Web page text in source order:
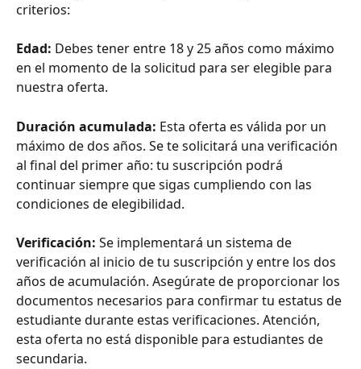
criterios:
Edad: Debes tener entre 18 y 25 años como máximo
en el momento de la solicitud para ser elegible para
nuestra oferta.
Duración acumulada: Esta oferta es válida por un
máximo de dos años. Se te solicitará una verificación
al final del primer año: tu suscripción podrá
continuar siempre que sigas cumpliendo con las
condiciones de elegibilidad.
Verificación: Se implementará un sistema de
verificación al inicio de tu suscripción y entre los dos
años de acumulación. Asegúrate de proporcionar los
documentos necesarios para confirmar tu estatus de
estudiante durante estas verificaciones. Atención,
esta oferta no está disponible para estudiantes de
secundaria.